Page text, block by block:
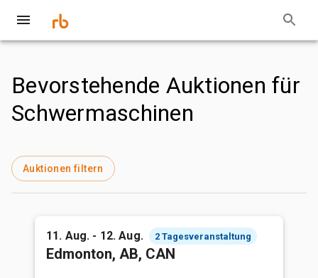
Bevorstehende Auktionen für
Schwermaschinen
Auktionen filtern
11. Aug. - 12. Aug. 2 Tagesveranstaltung
Edmonton, AB, CAN